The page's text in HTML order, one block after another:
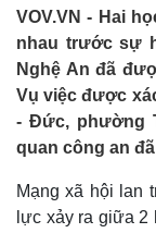
VOV.VN - Hai
nhau trước sự
Nghệ An đã
Vụ việc được
- Đức, phường
quan công an
Mạng xã hội lan
lực xảy ra giữa 2